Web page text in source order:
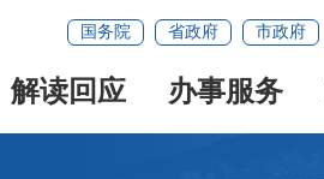
国务院 省政府 市政府
解读回应 办事服务